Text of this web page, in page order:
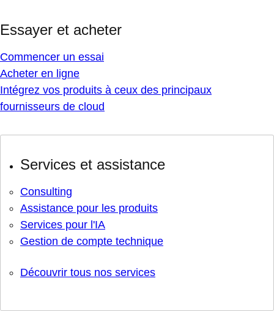
Essayer et acheter
Commencer un essai
Acheter en ligne
Intégrez vos produits à ceux des principaux
fournisseurs de cloud
Services et assistance
Consulting
Assistance pour les produits
Services pour l'IA
Gestion de compte technique
Découvrir tous nos services